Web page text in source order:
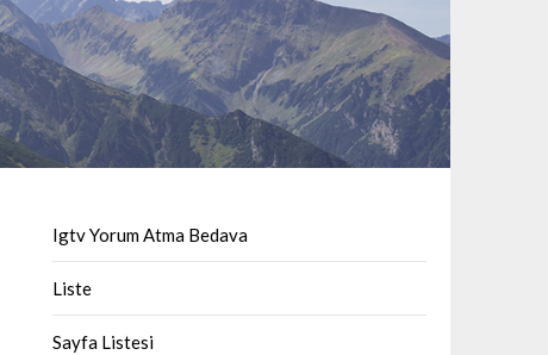
Igtv Yorum Atma Bedava
Liste
Sayfa Listesi